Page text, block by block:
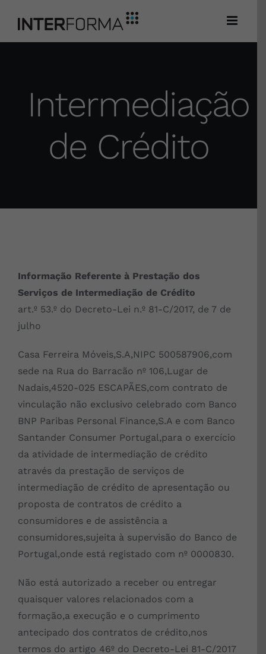
content
Intermediação
de Crédito
Informação Referente à Prestação dos
Serviços de Intermediação de Crédito
art.º 53.º do Decreto-Lei n.º 81-C/2017, de 7 de
julho
Casa Ferreira Móveis,S.A,NIPC 500587906,com
sede na Rua do Barracão nº 106,Lugar de
Nadais,4520-025 ESCAPÃES,com contrato de
vinculação não exclusivo celebrado com Banco
BNP Paribas Personal Finance,S.A e com Banco
Santander Consumer Portugal,para o exercício
da atividade de intermediação de crédito
através da prestação de serviços de
intermediação de crédito de apresentação ou
proposta de contratos de crédito a
consumidores e de assistência a
consumidores,sujeita à supervisão do Banco de
Portugal,onde está registado com nº 0000830.
Não está autorizado a receber ou entregar
quaisquer valores relacionados com a
formação,a execução e o cumprimento
antecipado dos contratos de crédito,nos
termos do artigo 46º do Decreto-Lei 81-C/2017